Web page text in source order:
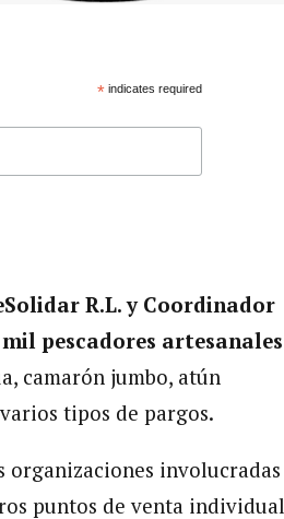
*indicates required
R.L. y Coordinador
pescadores artesanales
camarón jumbo, atún
tipos de pargos.
organizaciones involucradas
puntos de venta individual